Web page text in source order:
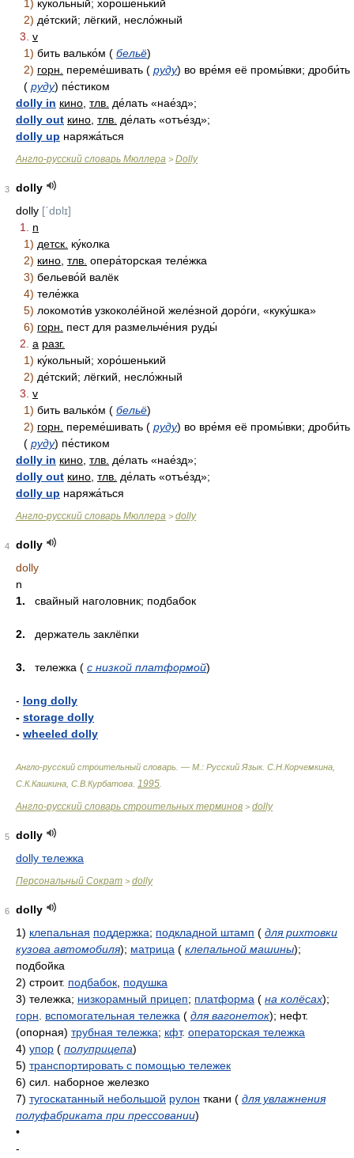
1) ку́кольный; хоро́шенький
2) де́тский; лёгкий, несло́жный
3. v
1) бить валько́м ( бельё)
2) горн. переме́шивать ( руду) во вре́мя её промы́вки; дроби́ть
( руду) пе́стиком
dolly in кино тлв. де́лать «нае́зд»;
dolly out кино тлв. де́лать «отъе́зд»;
dolly up наряжа́ться
Англо-русский словарь Мюллера > Dolly
3
dolly
dolly [ˊdɒlɪ]
1.
n
1) детск. ку́колка
2) кино тлв. опера́торская теле́жка
3) бельево́й валёк
4) теле́жка
5) локомоти́в узкоколе́йной желе́зной доро́ги, «куку́шка»
6) горн.
пест для размельче́ния руды́
2. a разг.
1) ку́кольный; хоро́шенький
2) де́тский; лёгкий, несло́жный
3. v
1) бить валько́м ( бельё)
2) горн. переме́шивать ( руду) во вре́мя её промы́вки; дроби́ть
( руду) пе́стиком
dolly in кино тлв. де́лать «нае́зд»;
dolly out кино тлв. де́лать «отъе́зд»;
dolly up наряжа́ться
Англо-русский словарь Мюллера > dolly
4
dolly
dolly
n
1. свайный наголовник; подбабок
2. держатель заклёпки
3. тележка ( с низкой платформой)
- long dolly
- storage dolly
- wheeled dolly
Англо-русский строительный словарь. — М.: Русский Язык. С.Н.Корчемкина,
С.К.Кашкина, С.В.Курбатова 1995
Англо-русский словарь строительных терминов > dolly
5
dolly
dolly тележка
Персональный Сократ > dolly
6
dolly
1) клепальная поддержка; подкладной штамп ( для рихтовки
кузова автомобиля); матрица ( клепальной машины);
подбойка
2) строит. подбабок подушка
3) тележка; низкорамный прицеп; платформа ( на колёсах);
горн
вспомогательная тележка ( для вагонеток); нефт.
(опорная) трубная тележка; кфт. операторская тележка
4) упор ( полуприцепа)
5) транспортировать с помощью тележек
6) сил. наборное железко
7) тугоскатанный небольшой рулон ткани ( для увлажнения
полуфабриката при прессовании)
•
-